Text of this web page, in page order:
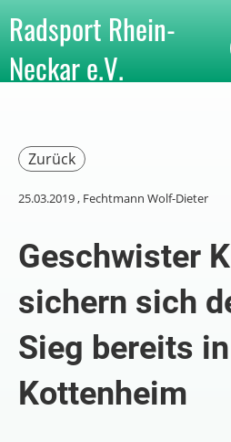
Radsport Rhein-
Neckar e.V.
Zurück
25.03.2019, Fechtmann Wolf-Dieter
Geschwister
sichern sich
Sieg bereits in
Kottenheim